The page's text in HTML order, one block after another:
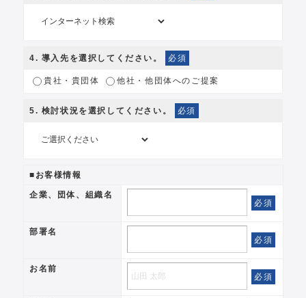
4. 導入先を選択してください。 必須
貴社・貴団体 他社・他団体へのご提案
5. 検討状況を選択してください。 必須
■お客様情報
企業、団体、組織名
必須
部署名
必須
お名前
必須